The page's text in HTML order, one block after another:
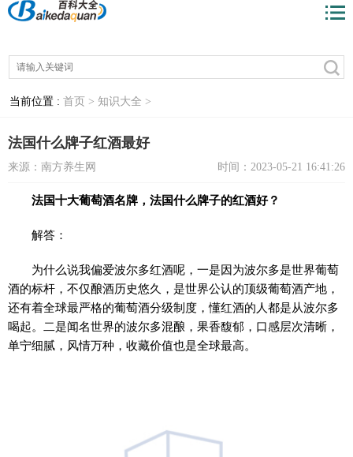
当前位置 : 首页 > 知识大全 >
法国什么牌子红酒最好
来源：南方养生网 时间：2023-05-21 16:41:26
法国十大葡萄酒名牌，法国什么牌子的红酒好？
解答：
为什么说我偏爱波尔多红酒呢，一是因为波尔多是世界葡萄
酒的标杆，不仅酿酒历史悠久，是世界公认的顶级葡萄酒产地，
还有着全球最严格的葡萄酒分级制度，懂红酒的人都是从波尔多
喝起。二是闻名世界的波尔多混酿，果香馥郁，口感层次清晰，
单宁细腻，风情万种，收藏价值也是全球最高。